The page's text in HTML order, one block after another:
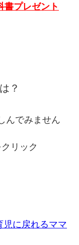
プレゼント
？
んでみません
リック
児に戻れるママ